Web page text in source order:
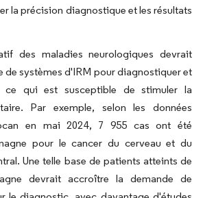
la précision diagnostique et les résultats
des maladies neurologiques devrait
de systèmes d'IRM pour diagnostiquer et
ce qui est susceptible de stimuler la
Par exemple, selon les données
en mai 2024, 7 955 cas ont été
pour le cancer du cerveau et du
Une telle base de patients atteints de
devrait accroître la demande de